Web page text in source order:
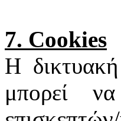
7. Cookies
Η
μπορεί